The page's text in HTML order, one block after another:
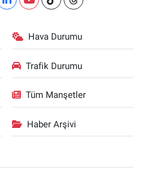
Hava Durumu
Trafik Durumu
Tüm Manşetler
Haber Arşivi